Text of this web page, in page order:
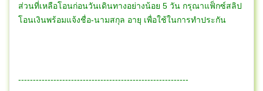
ส่วนที่เหลือโอนก่อนวันเดินทางอย่างน้อย 5 วัน กรุณาแฟ็กซ์สลิป
โอนเงินพร้อมแจ้งชื่อ-นามสกุล อายุ เพื่อใช้ในการทำประกัน
----------------------------------------------------------